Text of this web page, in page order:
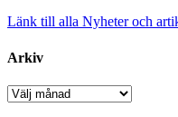
Länk till alla Nyheter och
Arkiv
Arkiv